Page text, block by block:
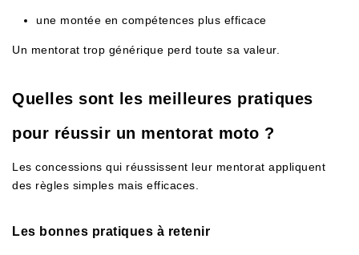
une montée en compétences plus efficace
Un mentorat trop générique perd toute sa valeur.
Quelles sont les meilleures pratiques
pour réussir un mentorat moto ?
Les concessions qui réussissent leur mentorat appliquent
des règles simples mais efficaces.
Les bonnes pratiques à retenir